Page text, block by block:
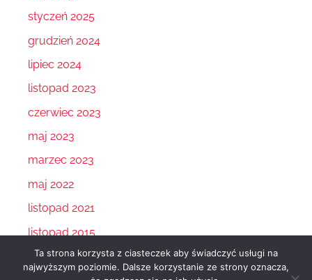
styczeń 2025
grudzień 2024
lipiec 2024
listopad 2023
czerwiec 2023
maj 2023
marzec 2023
maj 2022
listopad 2021
listopad 2015
Ta strona korzysta z ciasteczek aby świadczyć usługi na
najwyższym poziomie. Dalsze korzystanie ze strony oznacza,